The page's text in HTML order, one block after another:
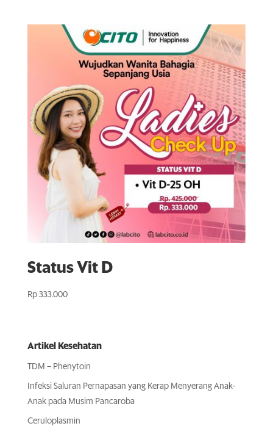
Status Vit D
Rp333.000
Artikel Kesehatan
TDM – Phenytoin
Infeksi Saluran Pernapasan yang Kerap Menyerang Anak-
Anak pada Musim Pancaroba
Ceruloplasmin